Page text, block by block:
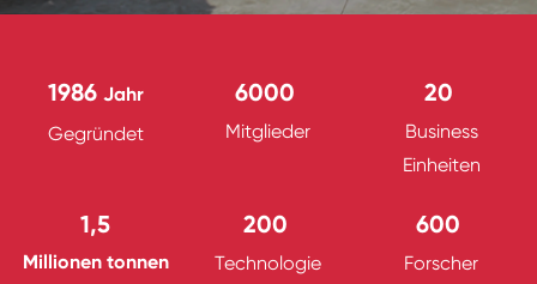
1986 Jahr
Gegründet
6000
Mitglieder
20
Business
Einheiten
1,5
Millionen tonnen
200
Technologie
600
Forscher